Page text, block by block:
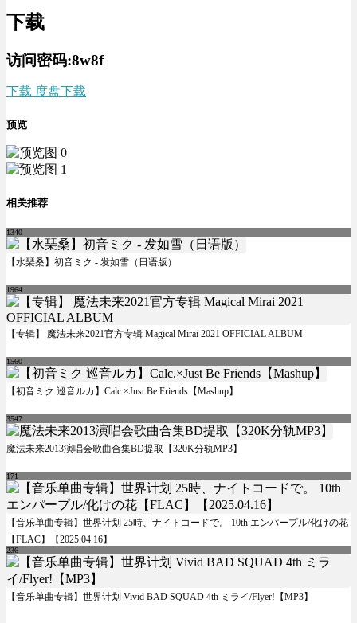
下载
访问密码:8w8f
下载 度盘下载
预览
相关推荐
1340
【水琹桑】初音ミク - 发如雪（日语版）
1964
【专辑】 魔法未来2021官方专辑 Magical Mirai 2021 OFFICIAL ALBUM
1560
【初音ミク 巡音ルカ】Calc.×Just Be Friends【Mashup】
3547
魔法未来2013演唱会歌曲合集BD提取【320K分轨MP3】
171
【音乐单曲专辑】世界计划 25時、ナイトコードで。 10th エンパープル/化けの花
【FLAC】【2025.04.16】
236
【音乐单曲专辑】世界计划 Vivid BAD SQUAD 4th ミライ/Flyer!【MP3】